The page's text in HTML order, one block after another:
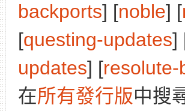
backports] [noble] [
[questing-updates]
updates] [resolute-
在所有發行版中搜